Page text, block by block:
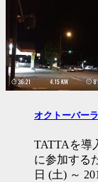
オクトーバー
TATTAを導
に参加する
日 (土) ～